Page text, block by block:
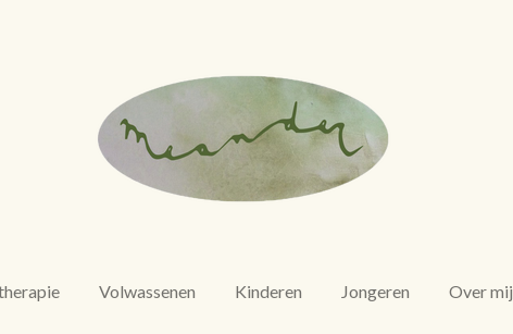
Volwassenen Kinderen Jongeren Over mij